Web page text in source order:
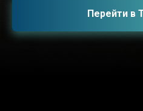
Перейти в